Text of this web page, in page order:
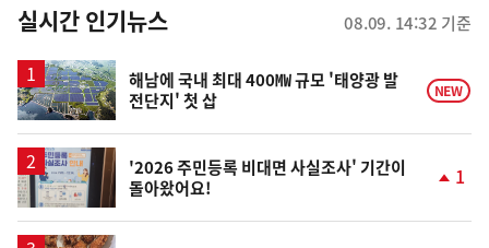
뉴
스
실시간 인기뉴스 08.09. 14:32 기준
해남에 국내 최대 400㎿ 규모 '태양광 발
전단지' 첫 삽
NEW
'2026 주민등록 비대면 사실조사' 기간이
돌아왔어요!
1